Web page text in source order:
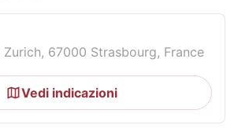
Zurich, 67000 Strasbourg, France
Vedi indicazioni